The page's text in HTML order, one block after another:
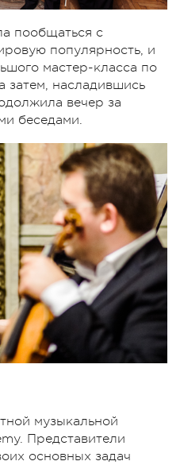
пообщаться с
популярность, и
мастер-класса по
затем, насладившись
вечер за
беседами.
музыкальной
Представители
основных задач